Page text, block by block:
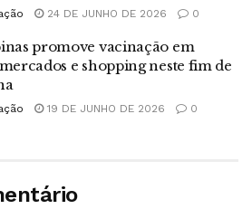
24 DE JUNHO DE 2026 0
promove vacinação em
e shopping neste fim de
19 DE JUNHO DE 2026 0